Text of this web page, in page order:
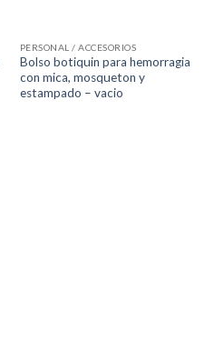
PERSONAL / ACCESORIOS
Bolso botiquin para hemorragia
con mica, mosqueton y
estampado – vacio